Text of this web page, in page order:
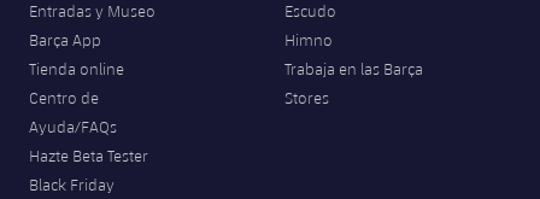
Entradas y Museo
Barça App
Tienda online
Centro de
Ayuda/FAQs
Hazte Beta Tester
Black Friday
Escudo
Himno
Trabaja en las Barça
Stores